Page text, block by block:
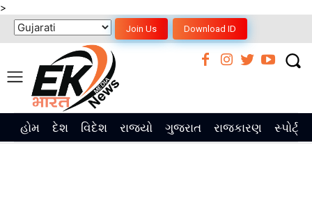
>
Join Us Download ID
હોમ દેશ વિદેશ રાજ્યો ગુજરાત રાજકારણ સ્પોર્ટ્સ